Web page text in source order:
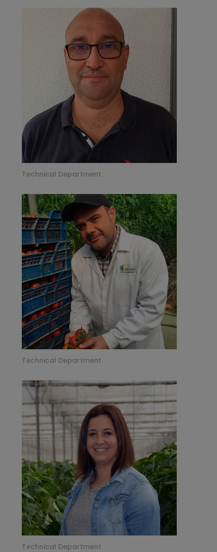
Technical Department
Technical Department
Technical Department